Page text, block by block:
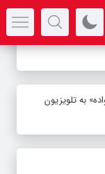
به تلویزیون